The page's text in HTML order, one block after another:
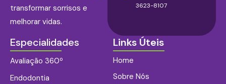
transformar sorrisos e
melhorar vidas.
3623-8107
Links Úteis
Home
Sobre Nós
Especialidades
Avaliação 360º
Endodontia